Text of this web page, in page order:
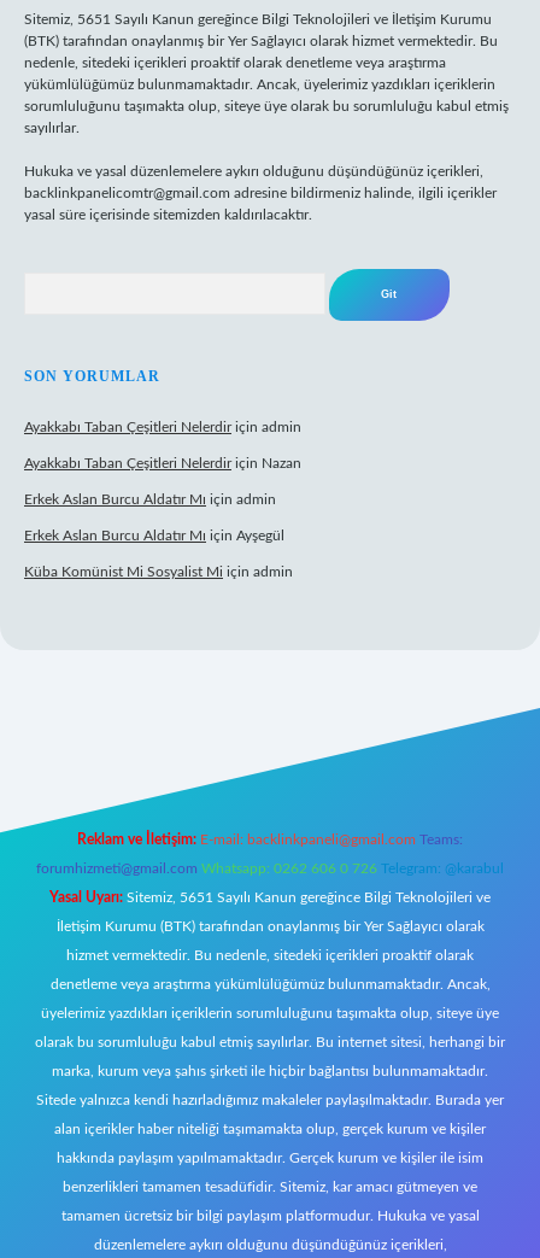
Sitemiz, 5651 Sayılı Kanun gereğince Bilgi Teknolojileri ve İletişim Kurumu
(BTK) tarafından onaylanmış bir Yer Sağlayıcı olarak hizmet vermektedir. Bu
nedenle, sitedeki içerikleri proaktif olarak denetleme veya araştırma
yükümlülüğümüz bulunmamaktadır. Ancak, üyelerimiz yazdıkları içeriklerin
sorumluluğunu taşımakta olup, siteye üye olarak bu sorumluluğu kabul etmiş
sayılırlar.
Hukuka ve yasal düzenlemelere aykırı olduğunu düşündüğünüz içerikleri,
backlinkpanelicomtr@gmail.com adresine bildirmeniz halinde, ilgili içerikler
yasal süre içerisinde sitemizden kaldırılacaktır.
SON YORUMLAR
Ayakkabı Taban Çeşitleri Nelerdiriçin admin
Ayakkabı Taban Çeşitleri Nelerdiriçin Nazan
Erkek Aslan Burcu Aldatır Mı için admin
Erkek Aslan Burcu Aldatır Mı için Ayşegül
Küba Komünist Mi Sosyalist Mi için admin
Reklam ve İletişim: E-mail: backlinkpaneli@gmail.com Teams:
forumhizmeti@gmail.com Whatsapp: 0262 606 0 726 Telegram: @karabul
Yasal Uyarı: Sitemiz, 5651 Sayılı Kanun gereğince Bilgi Teknolojileri ve
İletişim Kurumu (BTK) tarafından onaylanmış bir Yer Sağlayıcı olarak
hizmet vermektedir. Bu nedenle, sitedeki içerikleri proaktif olarak
denetleme veya araştırma yükümlülüğümüz bulunmamaktadır. Ancak,
üyelerimiz yazdıkları içeriklerin sorumluluğunu taşımakta olup, siteye üye
olarak bu sorumluluğu kabul etmiş sayılırlar. Bu internet sitesi, herhangi bir
marka, kurum veya şahıs şirketi ile hiçbir bağlantısı bulunmamaktadır.
Sitede yalnızca kendi hazırladığımız makaleler paylaşılmaktadır. Burada yer
alan içerikler haber niteliği taşımamakta olup, gerçek kurum ve kişiler
hakkında paylaşım yapılmamaktadır. Gerçek kurum ve kişiler ile isim
benzerlikleri tamamen tesadüfidir. Sitemiz, kar amacı gütmeyen ve
tamamen ücretsiz bir bilgi paylaşım platformudur. Hukuka ve yasal
düzenlemelere aykırı olduğunu düşündüğünüz içerikleri,